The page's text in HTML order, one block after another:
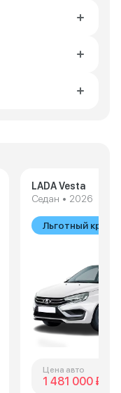
LADA Vesta
Седан • 2026
Льготный
Цена авто
1 481 000 ₽